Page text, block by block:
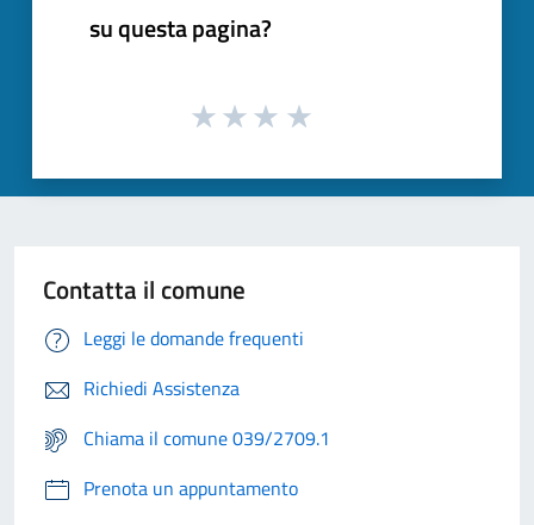
su questa pagina?
Contatta il comune
Leggi le domande frequenti
Richiedi Assistenza
Chiama il comune 039/2709.1
Prenota un appuntamento